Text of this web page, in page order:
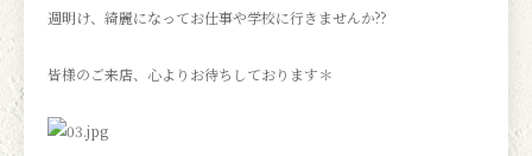
週明け、綺麗になってお仕事や学校に行きませんか??
皆様のご来店、心よりお待ちしております＊